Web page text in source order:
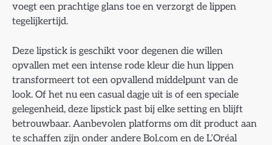
voegt een prachtige glans toe en verzorgt de lippen
tegelijkertijd.
Deze lipstick is geschikt voor degenen die willen
opvallen met een intense rode kleur die hun lippen
transformeert tot een opvallend middelpunt van de
look. Of het nu een casual dagje uit is of een speciale
gelegenheid, deze lipstick past bij elke setting en blijft
betrouwbaar. Aanbevolen platforms om dit product aan
te schaffen zijn onder andere Bol.com en de L’Oréal